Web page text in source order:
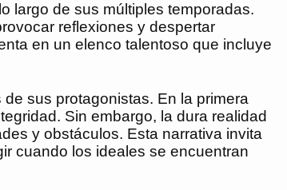
largo de sus múltiples temporadas.
reflexiones y despertar
en un elenco talentoso que incluye
sus protagonistas. En la primera
Sin embargo, la dura realidad
y obstáculos. Esta narrativa invita
cuando los ideales se encuentran